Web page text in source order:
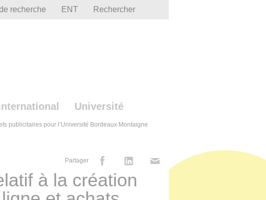
recherche ENT Rechercher
Université
publicitaires pour l’Université Bordeaux Montaigne
Partager
à la création